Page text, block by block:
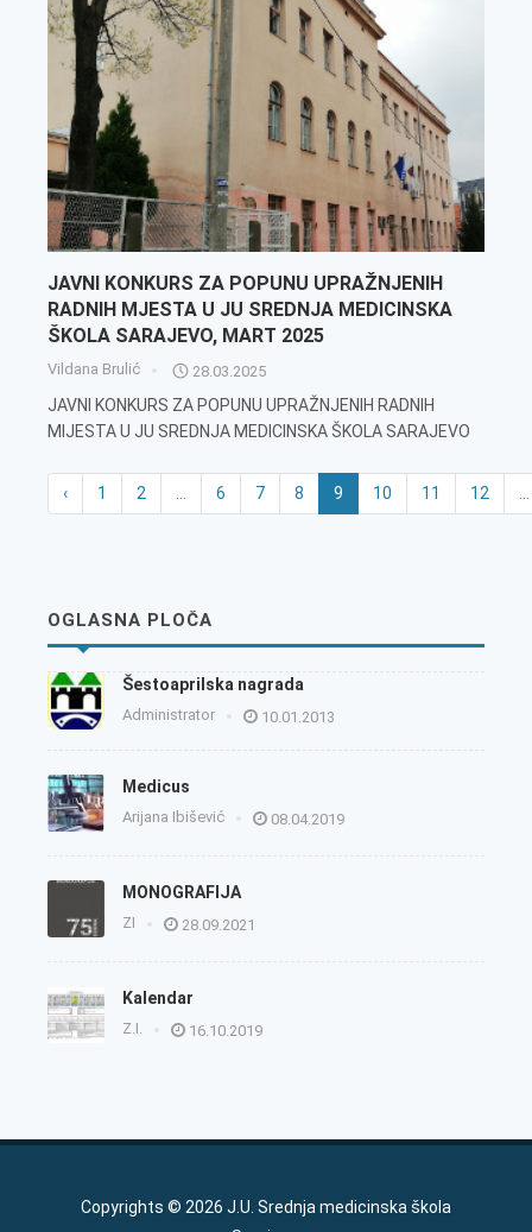
JAVNI KONKURS ZA POPUNU UPRAŽNJENIH
RADNIH MJESTA U JU SREDNJA MEDICINSKA
ŠKOLA SARAJEVO, MART 2025
Vildana Brulić 28.03.2025
JAVNI KONKURS ZA POPUNU UPRAŽNJENIH RADNIH
MIJESTA U JU SREDNJA MEDICINSKA ŠKOLA SARAJEVO
‹ 1 2 6 7 8 9 10 11 12
OGLASNA PLOČA
Šestoaprilska nagrada
Administrator 10.01.2013
Medicus
Arijana Ibišević 08.04.2019
MONOGRAFIJA
ZI 28.09.2021
Kalendar
Z.I. 16.10.2019
Copyrights © 2026 J.U. Srednja medicinska škola